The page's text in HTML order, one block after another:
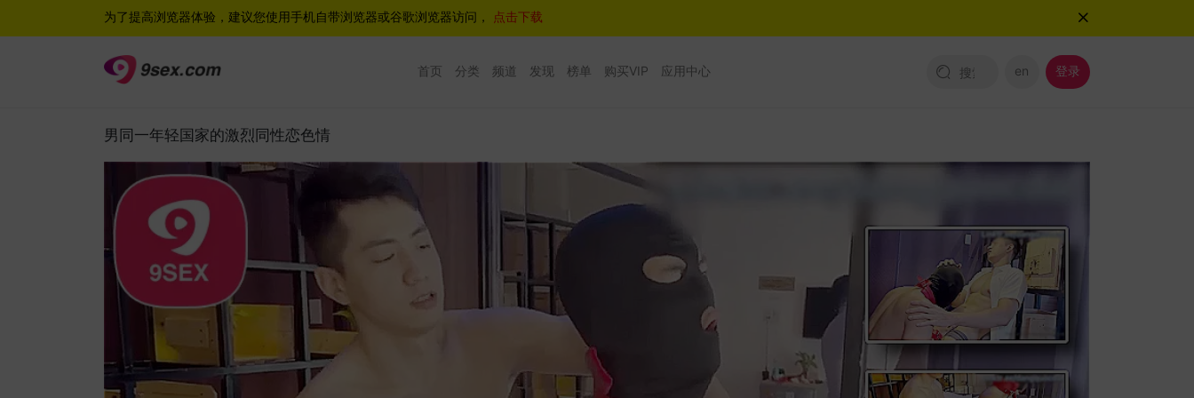
为了提高浏览器体验，建议您使用手机自带浏览器或谷歌浏览器访问， 点击下载
首页 分类 频道 发现 榜单 购买VIP 应用中心 en 登录
男同一年轻国家的激烈同性恋色情